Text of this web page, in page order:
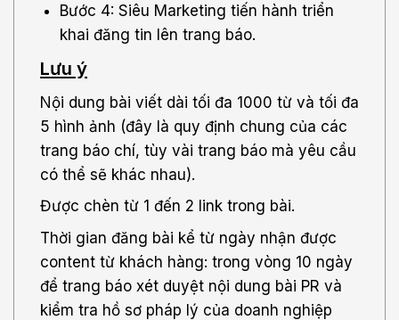
Bước 4: Siêu Marketing tiến hành triển
khai đăng tin lên trang báo.
Lưu ý
Nội dung bài viết dài tối đa 1000 từ và tối đa
5 hình ảnh (đây là quy định chung của các
trang báo chí, tùy vài trang báo mà yêu cầu
có thể sẽ khác nhau).
Được chèn từ 1 đến 2 link trong bài.
Thời gian đăng bài kể từ ngày nhận được
content từ khách hàng: trong vòng 10 ngày
để trang báo xét duyệt nội dung bài PR và
kiểm tra hồ sơ pháp lý của doanh nghiệp